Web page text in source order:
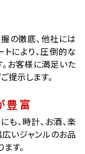
の徹底、他社には
により、圧倒的な
お客様に満足いた
提示します。
豊富
も、時計、お酒、楽
広いジャンルのお品
す。